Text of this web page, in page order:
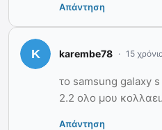
Απάντηση
karembe78 15
το samsung galaxy s
2.2 ολο μου
Απάντηση